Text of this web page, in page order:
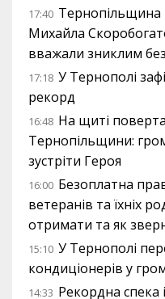
17:40 Тернопільщина
Михайла
вважали зниклим
17:18 У Тернополі
рекорд
16:48 На щиті
Тернопільщини:
зустріти Героя
16:00 Безоплатна
ветеранів та їхніх
отримати та як
15:10 У Тернополі
кондиціонерів у
14:33 Рекордна спека